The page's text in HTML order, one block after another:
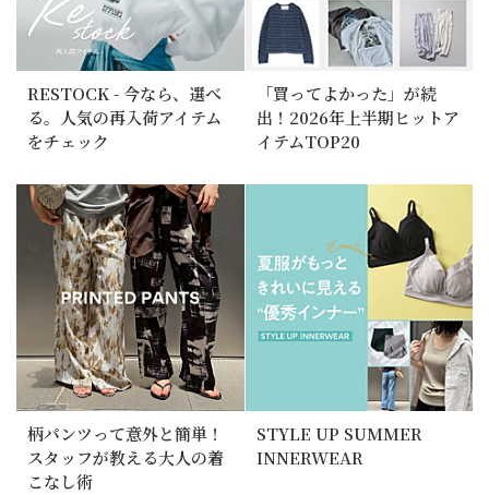
RESTOCK - 今なら、選べ
る。人気の再入荷アイテム
をチェック
「買ってよかった」が続
出！2026年上半期ヒットア
イテムTOP20
柄パンツって意外と簡単！
スタッフが教える大人の着
こなし術
STYLE UP SUMMER
INNERWEAR